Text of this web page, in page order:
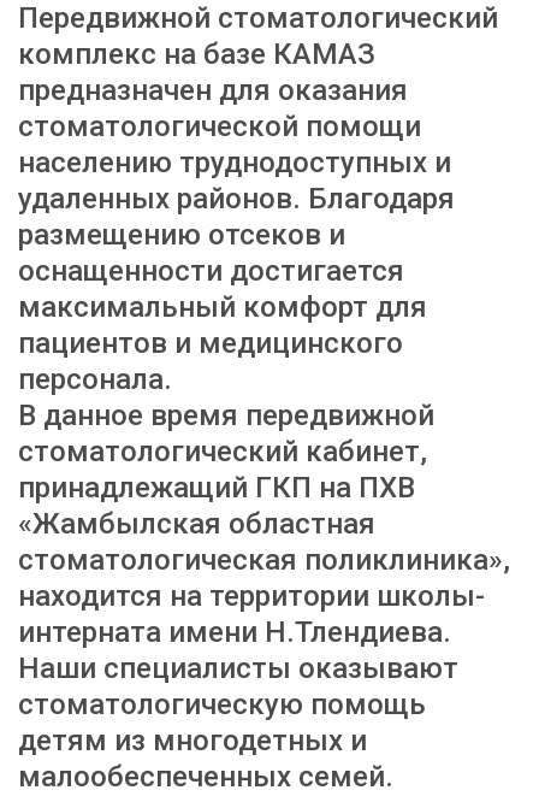
Передвижной стоматологический
комплекс на базе КАМАЗ
предназначен для оказания
стоматологической помощи
населению труднодоступных и
удаленных районов. Благодаря
размещению отсеков и
оснащенности достигается
максимальный комфорт для
пациентов и медицинского
персонала.
В данное время передвижной
стоматологический кабинет,
принадлежащий ГКП на ПХВ
«Жамбылская областная
стоматологическая поликлиника»,
находится на территории школы-
интерната имени Н.Тлендиева.
Наши специалисты оказывают
стоматологическую помощь
детям из многодетных и
малообеспеченных семей.